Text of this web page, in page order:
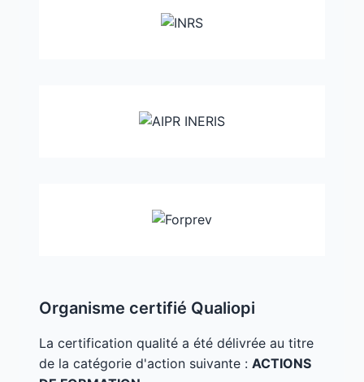
Organisme certifié Qualiopi
La certification qualité a été délivrée au titre
de la catégorie d'action suivante : ACTIONS